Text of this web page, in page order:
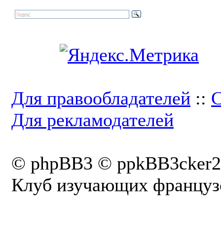
Для правообладателей ::
Для рекламодателей
© phpBB3 ©
Клуб изучающих